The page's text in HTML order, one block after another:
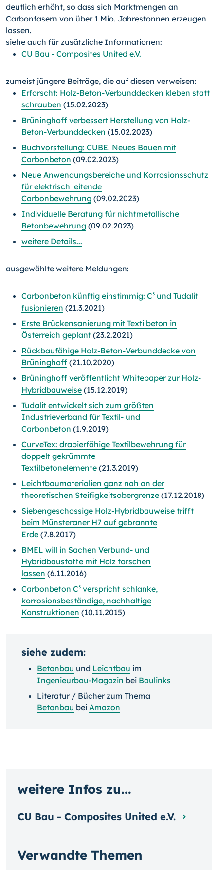
deutlich erhöht, so dass sich Marktmengen an
Carbonfasern von über 1 Mio. Jahrestonnen erzeugen
lassen.
siehe auch für zusätzliche Informationen:
CU Bau - Composites United e.V.
zumeist jüngere Beiträge, die auf diesen verweisen:
Erforscht: Holz-Beton-Verbunddecken kleben statt
schrauben (15.02.2023)
Brüninghoff verbessert Herstellung von Holz-
Beton-Verbunddecken (15.02.2023)
Buchvorstellung: CUBE. Neues Bauen mit
Carbonbeton (09.02.2023)
Neue Anwendungsbereiche und Korrosionsschutz
für elektrisch leitende
Carbonbewehrung (09.02.2023)
Individuelle Beratung für nichtmetallische
Betonbewehrung (09.02.2023)
weitere Details...
ausgewählte weitere Meldungen:
Carbonbeton künftig einstimmig: C³ und Tudalit
fusionieren (21.3.2021)
Erste Brückensanierung mit Textilbeton in
Österreich geplant (23.2.2021)
Rückbaufähige Holz-Beton-Verbunddecke von
Brü­ning­hoff (21.10.2020)
Brüninghoff veröffentlicht Whitepaper zur Holz-
Hybridbauweise (15.12.2019)
Tudalit entwickelt sich zum größten
Industrieverband für Textil- und
Carbonbeton (1.9.2019)
CurveTex: drapierfähige Textilbewehrung für
doppelt gekrümmte
Textilbetonelemente (21.3.2019)
Leichtbaumaterialien ganz nah an der
theoretischen Steifigkeitsobergrenze (17.12.2018)
Siebengeschossige Holz-Hybridbauweise trifft
beim Münsteraner H7 auf gebrannte
Erde (7.8.2017)
BMEL will in Sachen Verbund- und
Hybridbaustoffe mit Holz forschen
lassen (6.11.2016)
Carbonbeton C³ verspricht schlanke,
korrosionsbeständige, nachhaltige
Konstruktionen (10.11.2015)
siehe zudem:
Betonbau und Leichtbau im
Ingenieurbau-Magazin bei Baulinks
Literatur / Bücher zum Thema
Betonbau bei Amazon
Verwandte Themen
weitere Infos zu...
CU Bau - Composites United e.V.